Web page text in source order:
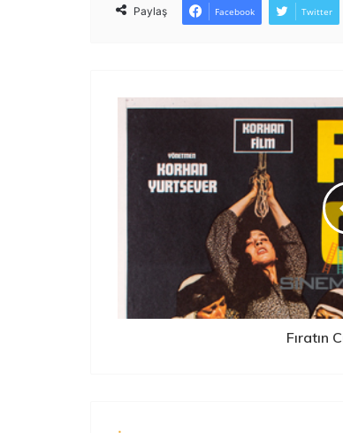
Paylaş Facebook Twitter
Fıratın